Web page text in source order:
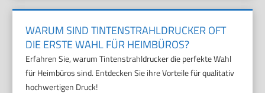
WARUM SIND TINTENSTRAHLDRUCKER OFT
DIE ERSTE WAHL FÜR HEIMBÜROS?
Erfahren Sie, warum Tintenstrahldrucker die perfekte Wahl
für Heimbüros sind. Entdecken Sie ihre Vorteile für qualitativ
hochwertigen Druck!